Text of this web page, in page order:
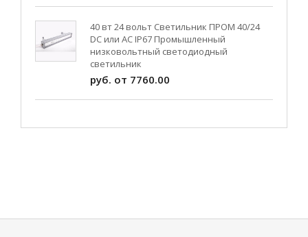
40 вт 24 вольт Светильник ПРОМ 40/24
DC или AC IP67 Промышленный
низковольтный светодиодный
светильник
руб. от 7760.00